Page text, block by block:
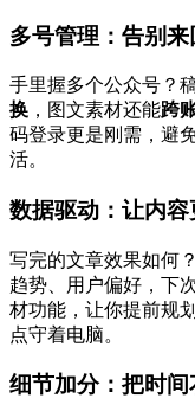
多号管理：告别
手里握多个公众号？
换 ，图文素材还能跨
码登录更是刚需，避
活。
数据驱动：让内
写完的文章效果如何？
趋势、用户偏好，下
材功能，让你提前规
点守着电脑。
细节加分：把时